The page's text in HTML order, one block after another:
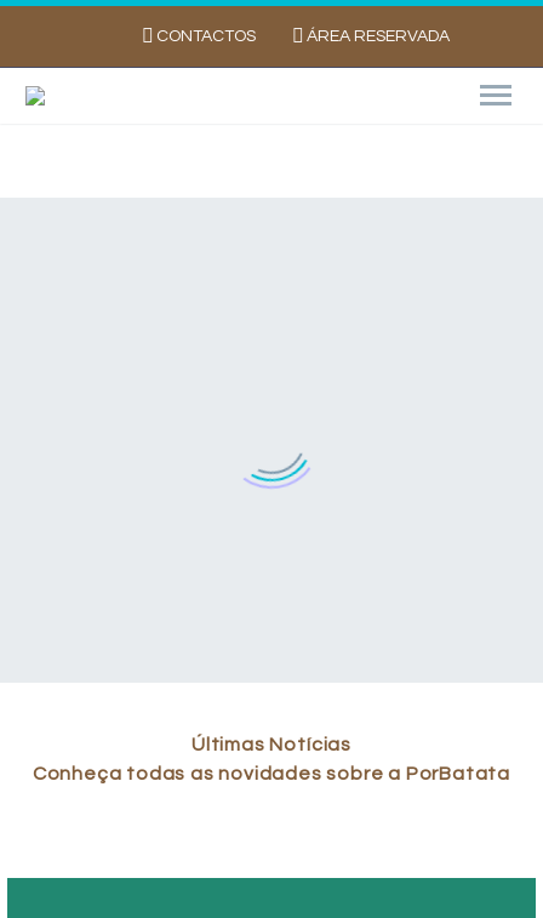
CONTACTOS ÁREA RESERVADA
Últimas Notícias
Conheça todas as novidades sobre a PorBatata